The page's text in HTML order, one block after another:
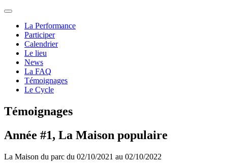
La Performance
Participer
Calendrier
Le lieu
News
La FAQ
Témoignages
Le Cycle
Témoignages
Année #1, La Maison populaire
La Maison du parc du 02/10/2021 au 02/10/2022